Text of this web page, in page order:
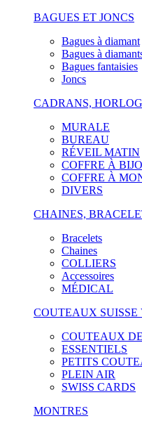
BAGUES ET JONCS
Bagues à diamant
Bagues à
Bagues fantaisies
Joncs
CADRANS,
MURALE
BUREAU
RÉVEIL MATIN
COFFRE À
COFFRE À
DIVERS
CHAINES,
Bracelets
Chaines
COLLIERS
Accessoires
MÉDICAL
COUTEAUX
COUTEAUX
ESSENTIELS
PETITS
PLEIN AIR
SWISS CARDS
MONTRES